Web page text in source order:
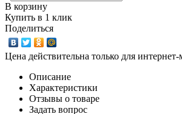
В корзину
Купить в 1 клик
Поделиться
Цена действительна только для
Описание
Характеристики
Отзывы о товаре
Задать вопрос